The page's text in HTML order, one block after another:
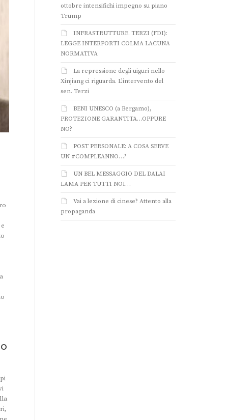
ottobre intensifichi impegno su piano
Trump
INFRASTRUTTURE. TERZI (FDI):
LEGGE INTERPORTI COLMA LACUNA
NORMATIVA
La repressione degli uiguri nello
Xinjiang ci riguarda. L’intervento del
sen. Terzi
BENI UNESCO (a Bergamo),
PROTEZIONE GARANTITA…OPPURE
NO?
POST PERSONALE: A COSA SERVE
UN #COMPLEANNO…?
UN BEL MESSAGGIO DEL DALAI
LAMA PER TUTTI NOI…
Vai a lezione di cinese? Attento alla
propaganda